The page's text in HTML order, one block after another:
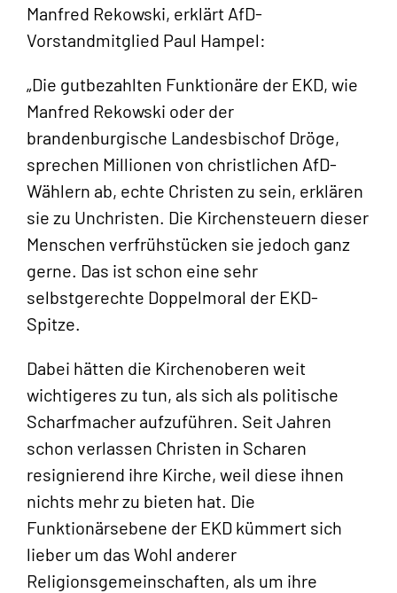
Manfred Rekowski, erklärt AfD-
Vorstandmitglied Paul Hampel:
„Die gutbezahlten Funktionäre der EKD, wie
Manfred Rekowski oder der
brandenburgische Landesbischof Dröge,
sprechen Millionen von christlichen AfD-
Wählern ab, echte Christen zu sein, erklären
sie zu Unchristen. Die Kirchensteuern dieser
Menschen verfrühstücken sie jedoch ganz
gerne. Das ist schon eine sehr
selbstgerechte Doppelmoral der EKD-
Spitze.
Dabei hätten die Kirchenoberen weit
wichtigeres zu tun, als sich als politische
Scharfmacher aufzuführen. Seit Jahren
schon verlassen Christen in Scharen
resignierend ihre Kirche, weil diese ihnen
nichts mehr zu bieten hat. Die
Funktionärsebene der EKD kümmert sich
lieber um das Wohl anderer
Religionsgemeinschaften, als um ihre